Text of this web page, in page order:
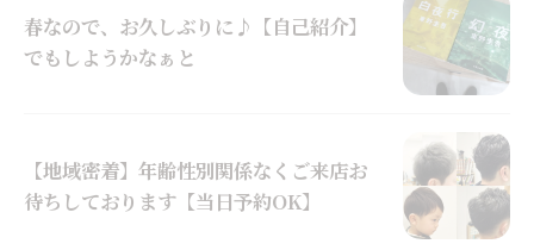
春なので、お久しぶりに♪【自己紹介】
でもしようかなぁと
【地域密着】年齢性別関係なくご来店お
待ちしております【当日予約OK】